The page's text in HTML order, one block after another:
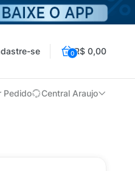
se 0R$ 0,00
Pedido Central Araujo